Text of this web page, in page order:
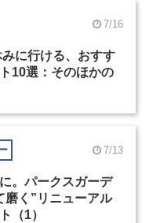
7/16
に行ける、おすす
10選：そのほかの
7/13
。パークスガーデ
磨く”リニューアル
（1）